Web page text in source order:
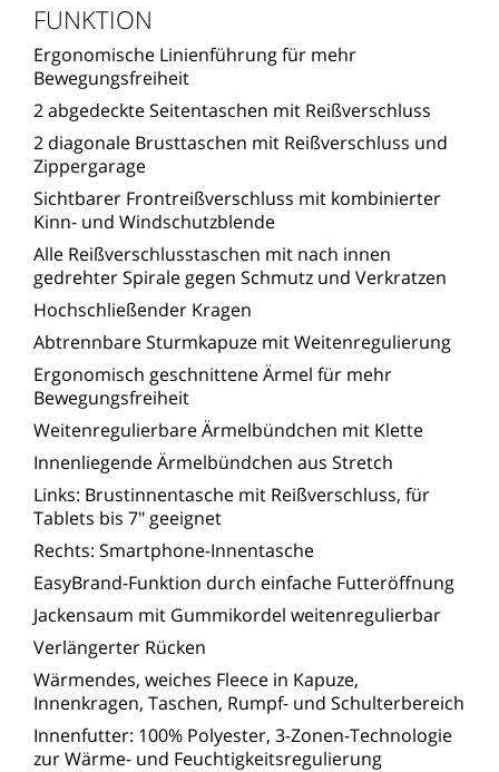
FUNKTION
Ergonomische Linienführung für mehr
Bewegungsfreiheit
2 abgedeckte Seitentaschen mit Reißverschluss
2 diagonale Brusttaschen mit Reißverschluss und
Zippergarage
Sichtbarer Frontreißverschluss mit kombinierter
Kinn- und Windschutzblende
Alle Reißverschlusstaschen mit nach innen
gedrehter Spirale gegen Schmutz und Verkratzen
Hochschließender Kragen
Abtrennbare Sturmkapuze mit Weitenregulierung
Ergonomisch geschnittene Ärmel für mehr
Bewegungsfreiheit
Weitenregulierbare Ärmelbündchen mit Klette
Innenliegende Ärmelbündchen aus Stretch
Links: Brustinnentasche mit Reißverschluss, für
Tablets bis 7" geeignet
Rechts: Smartphone-Innentasche
EasyBrand-Funktion durch einfache Futteröffnung
Jackensaum mit Gummikordel weitenregulierbar
Verlängerter Rücken
Wärmendes, weiches Fleece in Kapuze,
Innenkragen, Taschen, Rumpf- und Schulterbereich
Innenfutter: 100% Polyester, 3-Zonen-Technologie
zur Wärme- und Feuchtigkeitsregulierung